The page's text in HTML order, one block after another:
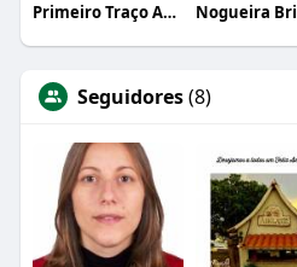
Primeiro Traço Arquitetura
Seguidores(8)